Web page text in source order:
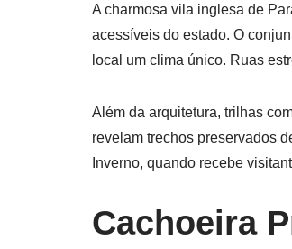
A charmosa vila inglesa de
acessíveis do estado. O
local um clima único. Ruas
Além da arquitetura, trilhas
revelam trechos preservados
Inverno, quando recebe
Cachoeira